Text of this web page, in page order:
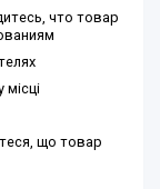
что товар
що товар